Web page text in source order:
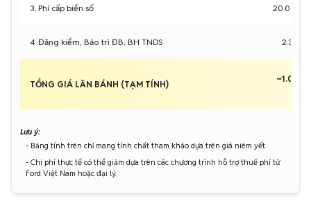
3. Phí cấp biển số
4. Đăng kiểm, Bảo trì ĐB, BH TNDS
TỔNG GIÁ LĂN BÁNH (TẠM TÍNH)
Lưu ý:
- Bảng tính trên chỉ mang tính chất tham khảo dựa trên giá niêm yết.
- Chi phí thực tế có thể giảm dựa trên các chương trình hỗ trợ thuế phí từ
Ford Việt Nam hoặc đại lý.